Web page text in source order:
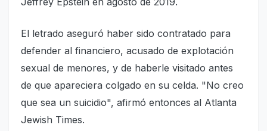
El letrado aseguró haber sido contratado para
defender al financiero, acusado de explotación
sexual de menores, y de haberle visitado antes
de que apareciera colgado en su celda. "No creo
que sea un suicidio", afirmó entonces al Atlanta
Jewish Times.